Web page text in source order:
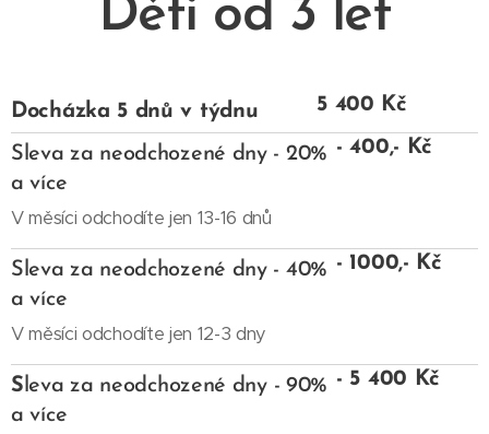
Děti od 3 let
Docházka 5 dnů v týdnu 5 400 Kč
Sleva za neodchozené dny - 20%
a více
V měsíci odchodíte jen 13-16 dnů
- 400,- Kč
Sleva za neodchozené dny - 40%
a více
V měsíci odchodíte jen 12-3 dny
- 1000,- Kč
Sleva za neodchozené dny - 90%
a více
- 5 400 Kč